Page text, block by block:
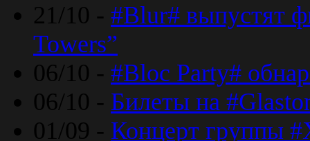
21/10 - #Blur# выпустят
Towers”
06/10 - #Bloc Party#
06/10 - Билеты на
01/09 - Концерт группы